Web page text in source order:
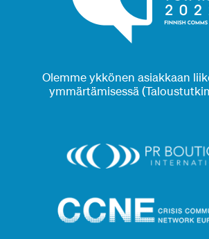
Olemme ykkönen asiakkaan
ymmärtämisessä